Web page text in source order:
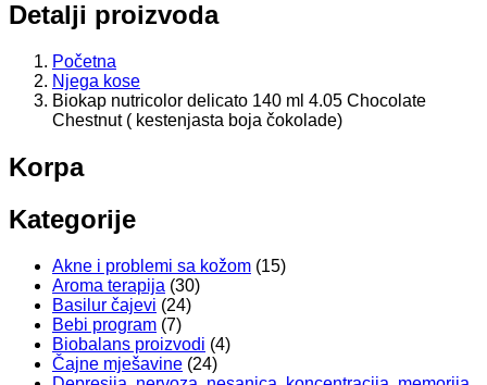
Detalji proizvoda
Početna
Njega kose
Biokap nutricolor delicato 140 ml 4.05 Chocolate
Chestnut ( kestenjasta boja čokolade)
Korpa
Kategorije
Akne i problemi sa kožom (15)
Aroma terapija (30)
Basilur čajevi (24)
Bebi program (7)
Biobalans proizvodi (4)
Čajne mješavine (24)